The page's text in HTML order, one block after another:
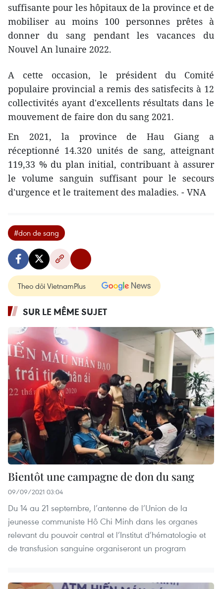
suffisante pour les hôpitaux de la province et de
mobiliser au moins 100 personnes prêtes à
donner du sang pendant les vacances du
Nouvel An lunaire 2022.
A cette occasion, le président du Comité
populaire provincial a remis des satisfecits à 12
collectivités ayant d'excellents résultats dans le
mouvement de faire don du sang 2021.
En 2021, la province de Hau Giang a
réceptionné 14.320 unités de sang, atteignant
119,33 % du plan initial, contribuant à assurer
le volume sanguin suffisant pour le secours
d'urgence et le traitement des maladies. - VNA
#don de sang
Theo dõi VietnamPlus
SUR LE MÊME SUJET
Bientôt une campagne de don du sang
09/09/2021 03:04
Du 14 au 21 septembre, l’antenne de l’Union de la
jeunesse communiste Hô Chi Minh dans les organes
relevant du pouvoir central et l’Institut d’hématologie et
de transfusion sanguine organiseront un program